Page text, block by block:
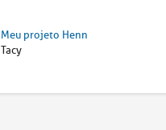
Meu projeto Henn
Tacy